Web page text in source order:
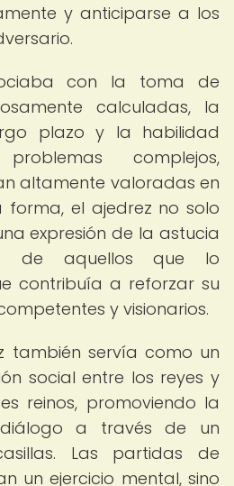
y anticiparse a los
con la toma de
calculadas, la
plazo y la habilidad
complejos,
altamente valoradas en
forma, el ajedrez no solo
expresión de la astucia
de aquellos que lo
contribuía a reforzar su
y visionarios.
también servía como un
social entre los reyes y
reinos, promoviendo la
a través de un
Las partidas de
un ejercicio mental, sino